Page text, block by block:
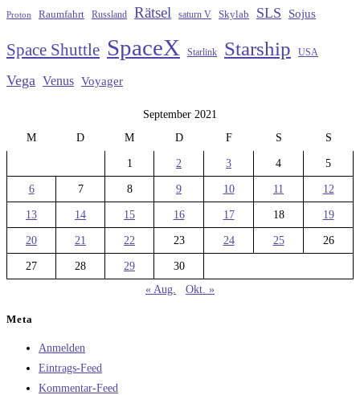
Proton Raumfahrt Russland Rätsel saturn V Skylab SLS Sojus
Space Shuttle SpaceX Starlink Starship USA
Vega Venus Voyager
September 2021
M
D M D F S S
1 2 3 4 5
6 7 8 9 10 11 12
13 14 15 16 17 18 19
20 21 22 23 24 25 26
27 28 29
30
« Aug.
Okt. »
Meta
Anmelden
Eintrags-Feed
Kommentar-Feed